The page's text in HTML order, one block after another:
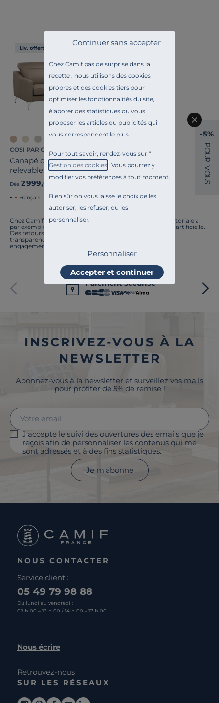
Chez Camif pas de surprise dans la
recette : nous utilisons des cookies
propres et des cookies tiers pour
optimiser les fonctionnalités du site,
élaborer des statistiques ou vous
proposer les articles ou publicités qui
vous correspondent le plus.
Pour tout savoir, rendez-vous sur "
Gestion des cookies". Vous pourrez y
modifier vos préférences à tout moment.
Bien sûr on vous laisse le choix de les
autoriser, les refuser, ou les
personnaliser.
Continuer sans accepter
Personnaliser
Accepter et continuer
Liv. offerte
+4
COSI PAR CAMIF
Canapé cuir têtières
relevables Ben
Dès 2 999,00 €
Français
Chez Camif, on innove en permanence. Notre équipe éditoriale a
par exemple généré cette page à l'aide d'une intelligence artificielle.
Des retours ? Nous sommes à l'écoute. Tout comme la
transparence, l'amélioration continue fait partie de nos
engagements.
Paiement sécurisé
INSCRIVEZ-VOUS À LA
NEWSLETTER
Abonnez-vous à la newsletter et surveillez vos mails
pour profiter de 5% de remise !
J'accepte le suivi des ouvertures des emails que je
reçois afin de personnaliser les contenus qui me
sont adressés et à des fins statistiques.
Je m'abonne
NOUS CONTACTER
Service client :
05 49 79 98 88
Du lundi au vendredi :
09 h 00 – 13 h 00 / 14 h 00 – 17 h 00
Nous écrire
Retrouvez-nous
SUR LES RÉSEAUX
-5%
P
O
U
R
V
O
U
S